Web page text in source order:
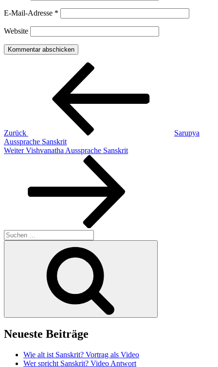
E-Mail-Adresse *
Website
Beitragsnavigation
Zurück
Sarupya
Aussprache Sanskrit
Nächster
Weiter Vishvanatha Aussprache Sanskrit
Suchen
nach:
Neueste Beiträge
Wie alt ist Sanskrit? Vortrag als Video
Wer spricht Sanskrit? Video Antwort